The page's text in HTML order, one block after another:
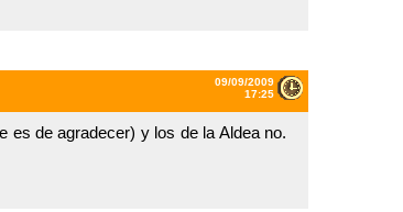
09/09/2009
17:25
es de agradecer) y los de la Aldea no.